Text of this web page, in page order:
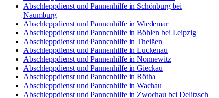
Abschleppdienst und Pannenhilfe in Schönburg bei
Naumburg
Abschleppdienst und Pannenhilfe in Wiedemar
Abschleppdienst und Pannenhilfe in Böhlen bei Leipzig
Abschleppdienst und Pannenhilfe in Theißen
Abschleppdienst und Pannenhilfe in Luckenau
Abschleppdienst und Pannenhilfe in Nonnewitz
Abschleppdienst und Pannenhilfe in Gieckau
Abschleppdienst und Pannenhilfe in Rötha
Abschleppdienst und Pannenhilfe in Wachau
Abschleppdienst und Pannenhilfe in Zwochau bei Delitzsch